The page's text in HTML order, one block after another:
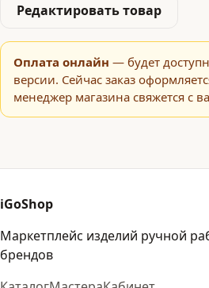
Редактировать товар
Оплата онлайн — будет
версии. Сейчас заказ
менеджер магазина свяжется с
iGoShop
Маркетплейс изделий ручной
брендов